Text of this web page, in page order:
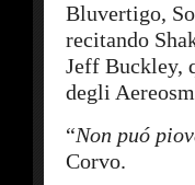
Bluvertigo,
recitando
Jeff Buckley,
degli
“Non puó
Corvo.